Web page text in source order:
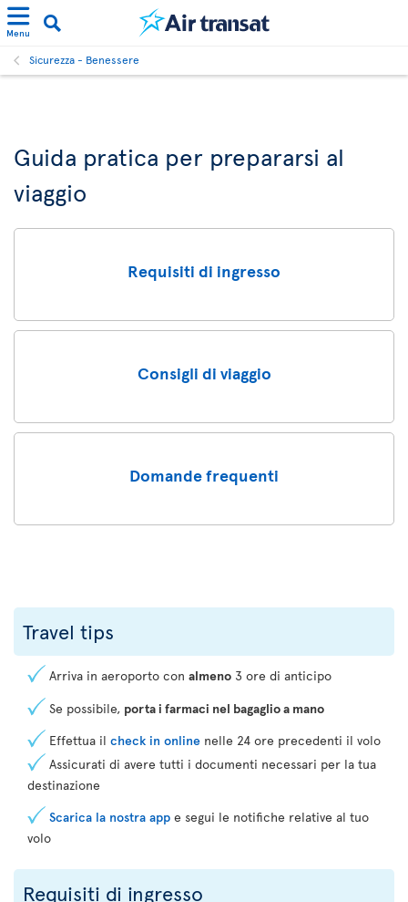
Menu
Sicurezza - Benessere
Guida pratica per prepararsi al
viaggio
Requisiti di ingresso
Consigli di viaggio
Domande frequenti
Travel tips
Arriva in aeroporto con almeno 3 ore di anticipo
Se possibile, porta i farmaci nel bagaglio a mano
Effettua il check in online nelle 24 ore precedenti il volo
Assicurati di avere tutti i documenti necessari per la tua
destinazione
Scarica la nostra app e segui le notifiche relative al tuo
volo
Requisiti di ingresso